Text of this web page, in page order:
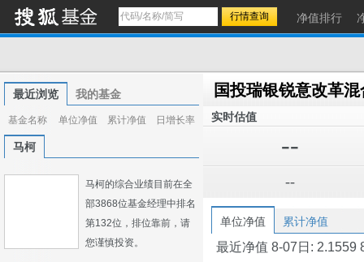
净值排行
最近浏览 我的基金
基金名称 单位净值 累计净值 日增长率
马柯
马柯的综合业绩目前在全
部3868位基金经理中排名
第132位，排位靠前，请
您谨慎投资。
国投瑞银锐意改革混
实时估值
--
--
单位净值 累计净值
最近净值 8-07日: 2.1559